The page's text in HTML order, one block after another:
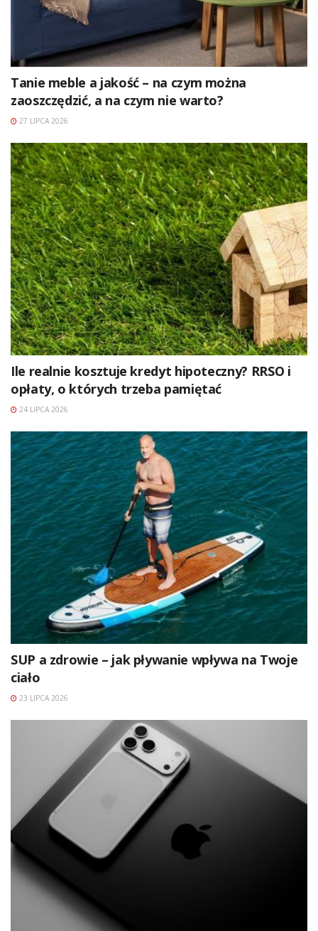
Tanie meble a jakość – na czym można
zaoszczędzić, a na czym nie warto?
27 LIPCA 2026
Ile realnie kosztuje kredyt hipoteczny? RRSO i
opłaty, o których trzeba pamiętać
24 LIPCA 2026
SUP a zdrowie – jak pływanie wpływa na Twoje
ciało
23 LIPCA 2026